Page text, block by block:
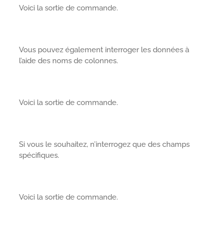
Voici la sortie de commande.
Vous pouvez également interroger les données à
l’aide des noms de colonnes.
Voici la sortie de commande.
Si vous le souhaitez, n’interrogez que des champs
spécifiques.
Voici la sortie de commande.